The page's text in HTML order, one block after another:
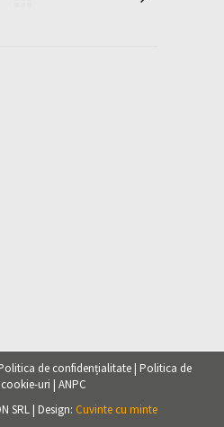
de confidențialitate | Politica de
uri | ANPC
SRL | Design: Cuvinte cu minte